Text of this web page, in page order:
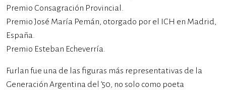
Premio Consagración Provincial.
Premio José María Pemán, otorgado por el ICH en Madrid,
España.
Premio Esteban Echeverría.
Furlan fue una de las figuras más representativas de la
Generación Argentina del ’50, no solo como poeta